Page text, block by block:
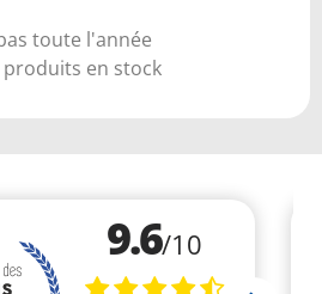
toute l'année
produits en stock